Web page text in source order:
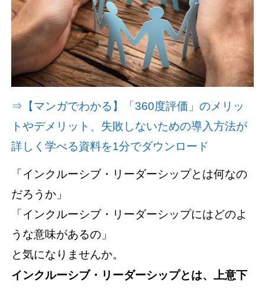
⇒【マンガでわかる】「360度評価」のメリッ
トやデメリット、失敗しないための導入方法が
詳しく学べる資料を1分でダウンロード
「インクルーシブ・リーダーシップとは何なの
だろうか」
「インクルーシブ・リーダーシップにはどのよ
うな意味があるの」
と気になりませんか。
インクルーシブ・リーダーシップとは、上意下